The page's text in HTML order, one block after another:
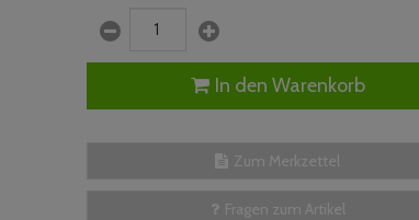
In den Warenkorb
Zum Merkzettel
Fragen zum Artikel